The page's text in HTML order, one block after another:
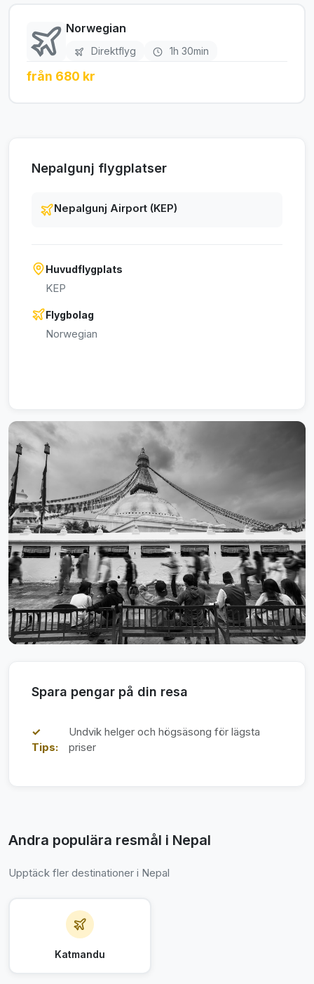
Norwegian
Direktflyg 1h 30min
från 680 kr
Nepalgunj flygplatser
Nepalgunj Airport (KEP)
Huvudflygplats
KEP
Flygbolag
Norwegian
Spara pengar på din resa
✓
Tips:
Undvik helger och högsäsong för lägsta
priser
Andra populära resmål i Nepal
Upptäck fler destinationer i Nepal
Katmandu